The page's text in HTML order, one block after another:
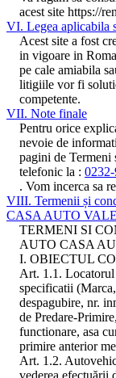
acest site https://
VI. Legea aplicabila
Acest site a fost
in vigoare in
pe cale amiabila
litigiile vor fi
competente.
VII. Note finale
Pentru orice
nevoie de
pagini de Termeni
telefonic la :
. Vom incerca sa
VIII. Termenii și
CASA AUTO
TERMENI SI
AUTO CASA
I. OBIECTUL
Art. 1.1.
specificatii
despagubire, nr.
de Predare-
functionare, asa
primire anterior
Art. 1.2.
vederea efectuării